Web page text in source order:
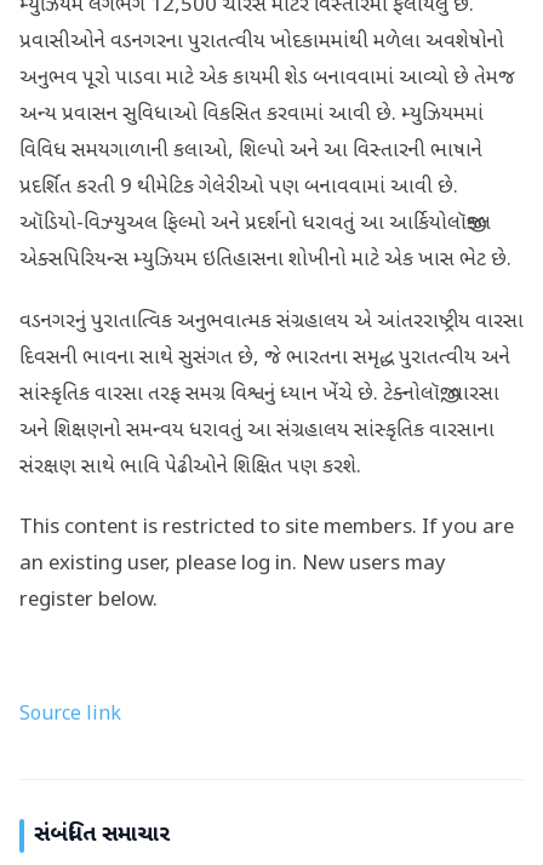
મ્યુઝિયમ લગભગ 12,500 ચોરસ મીટર વિસ્તારમાં ફેલાયેલું છે.
પ્રવાસીઓને વડનગરના પુરાતત્વીય ખોદકામમાંથી મળેલા અવશેષોનો
અનુભવ પૂરો પાડવા માટે એક કાયમી શેડ બનાવવામાં આવ્યો છે તેમજ
અન્ય પ્રવાસન સુવિધાઓ વિકસિત કરવામાં આવી છે. મ્યુઝિયમમાં
વિવિધ સમયગાળાની કલાઓ, શિલ્પો અને આ વિસ્તારની ભાષાને
પ્રદર્શિત કરતી 9 થીમેટિક ગેલેરીઓ પણ બનાવવામાં આવી છે.
ઑડિયો-વિઝ્યુઅલ ફિલ્મો અને પ્રદર્શનો ધરાવતું આ આર્કિયોલૉજીકલ
એક્સપિરિયન્સ મ્યુઝિયમ ઇતિહાસના શોખીનો માટે એક ખાસ ભેટ છે.
વડનગરનું પુરાતાત્વિક અનુભવાત્મક સંગ્રહાલય એ આંતરરાષ્ટ્રીય વારસા
દિવસની ભાવના સાથે સુસંગત છે, જે ભારતના સમૃદ્ધ પુરાતત્વીય અને
સાંસ્કૃતિક વારસા તરફ સમગ્ર વિશ્વનું ધ્યાન ખેંચે છે. ટેક્નોલૉજી, વારસા
અને શિક્ષણનો સમન્વય ધરાવતું આ સંગ્રહાલય સાંસ્કૃતિક વારસાના
સંરક્ષણ સાથે ભાવિ પેઢીઓને શિક્ષિત પણ કરશે.
This content is restricted to site members. If you are
an existing user, please log in. New users may
register below.
Source link
સંબંધિત સમાચાર